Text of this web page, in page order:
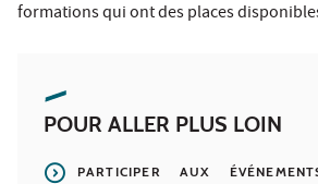
formations qui ont des places
POUR ALLER PLUS LOIN
PARTICIPER AUX